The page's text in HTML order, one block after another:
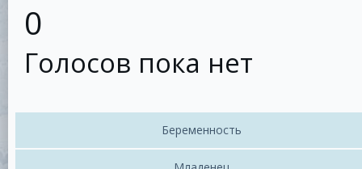
0
Голосов пока нет
Беременность